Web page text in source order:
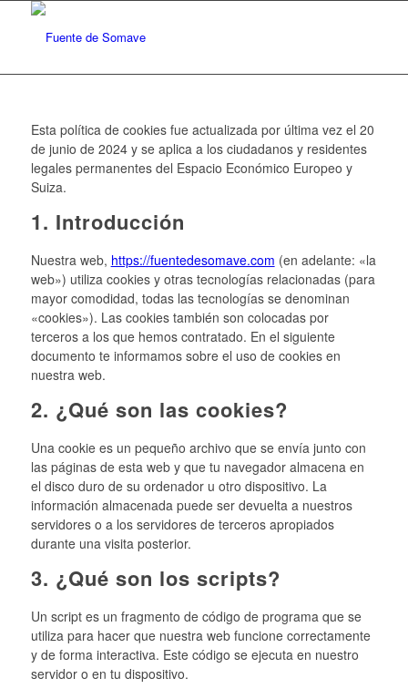
Esta política de cookies fue actualizada por última vez el 20
de junio de 2024 y se aplica a los ciudadanos y residentes
legales permanentes del Espacio Económico Europeo y
Suiza.
1. Introducción
Nuestra web, https://fuentedesomave.com (en adelante: «la
web») utiliza cookies y otras tecnologías relacionadas (para
mayor comodidad, todas las tecnologías se denominan
«cookies»). Las cookies también son colocadas por
terceros a los que hemos contratado. En el siguiente
documento te informamos sobre el uso de cookies en
nuestra web.
2. ¿Qué son las cookies?
Una cookie es un pequeño archivo que se envía junto con
las páginas de esta web y que tu navegador almacena en
el disco duro de su ordenador u otro dispositivo. La
información almacenada puede ser devuelta a nuestros
servidores o a los servidores de terceros apropiados
durante una visita posterior.
3. ¿Qué son los scripts?
Un script es un fragmento de código de programa que se
utiliza para hacer que nuestra web funcione correctamente
y de forma interactiva. Este código se ejecuta en nuestro
servidor o en tu dispositivo.